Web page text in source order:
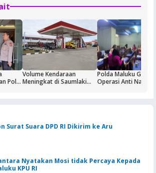
Polri
Volume Kendaraan
Meningkat di Saumlaki
Polda Maluku Gelar
Operasi Anti
Surat Suara DPD RI Dikirim ke Aru
Nyatakan Mosi tidak Percaya Kepada
KPU RI